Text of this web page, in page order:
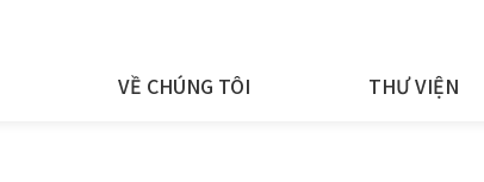
VỀ CHÚNG TÔI THƯ VIỆN